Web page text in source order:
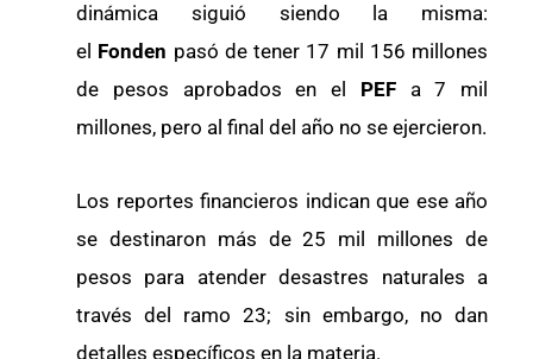
dinámica siguió siendo la misma:
el Fonden pasó de tener 17 mil 156 millones
de pesos aprobados en el PEF a 7 mil
millones, pero al final del año no se ejercieron.
Los reportes financieros indican que ese año
se destinaron más de 25 mil millones de
pesos para atender desastres naturales a
través del ramo 23; sin embargo, no dan
detalles específicos en la materia.